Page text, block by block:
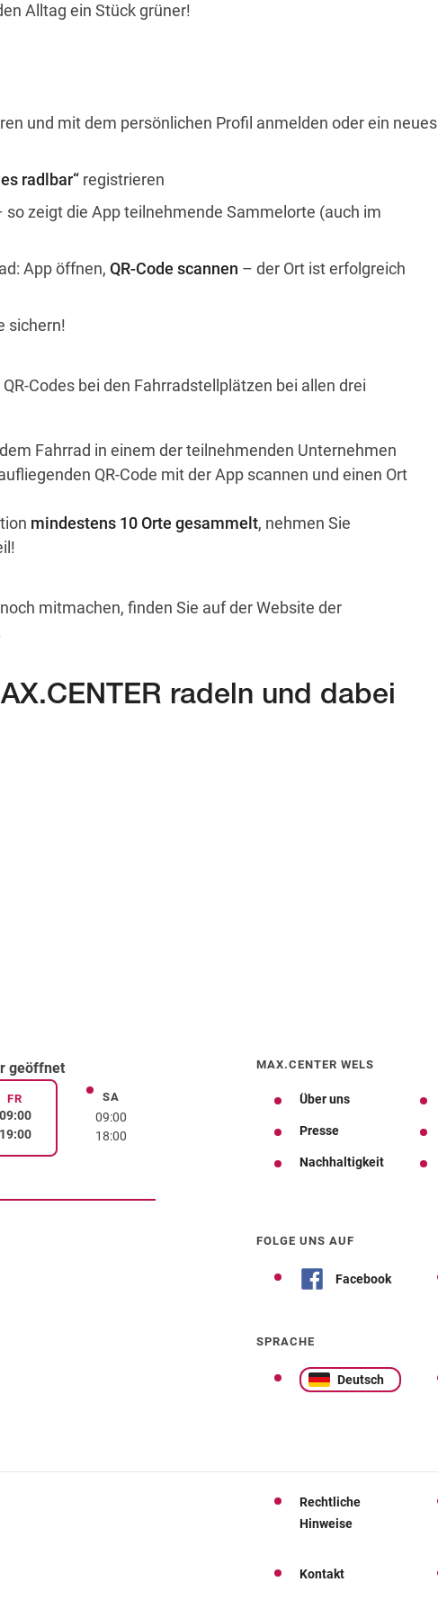
Alltag ein Stück grüner!
und mit dem persönlichen Profil anmelden oder ein neues
radlbar“registrieren
zeigt die App teilnehmende Sammelorte (auch im
App öffnen, QR-Code scannen – der Ort ist erfolgreich
sichern!
Codes bei den Fahrradstellplätzen bei allen drei
Fahrrad in einem der teilnehmenden Unternehmen
QR-Code mit der App scannen und einen Ort
mindestens 10 Orte gesammelt, nehmen Sie
mitmachen, finden Sie auf der Website der
radeln und dabei
geöffnet
FRFreitag
09:00
19:00
SASamstag
09:00
18:00
MAX.CENTER WELS
Über uns
Presse
Nachhaltigkeit
FOLGE UNS AUF
Facebook
SPRACHE
Deutsch
Rechtliche
Hinweise
Kontakt